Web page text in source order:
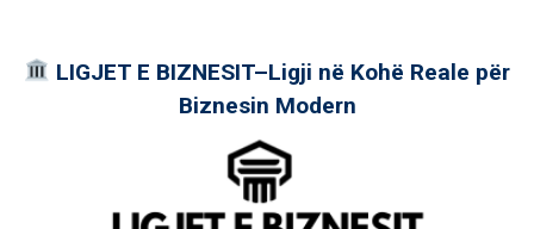
LIGJET E BIZNESIT–Ligji në Kohë Reale për
Biznesin Modern